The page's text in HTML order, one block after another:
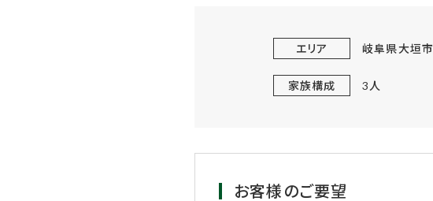
エリア 岐阜県大垣市
家族構成 3人
お客様のご要望